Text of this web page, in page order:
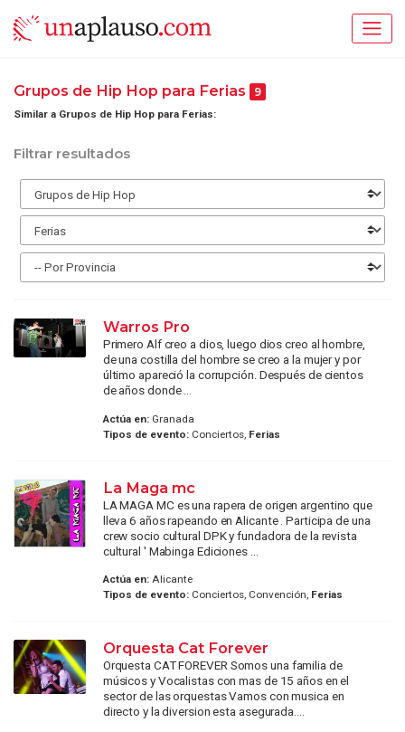
Grupos de Hip Hop para Ferias 9
Similar a Grupos de Hip Hop para Ferias:
Filtrar resultados
Warros Pro
Primero Alf creo a dios, luego dios creo al hombre,
de una costilla del hombre se creo a la mujer y por
último apareció la corrupción. Después de cientos
de años donde ...
Actúa en:Granada
Tipos de evento:Conciertos, Ferias
La Maga mc
LA MAGA MC es una rapera de origen argentino que
lleva 6 años rapeando en Alicante . Participa de una
crew socio cultural DPK y fundadora de la revista
cultural ' Mabinga Ediciones ...
Actúa en:Alicante
Tipos de evento:Conciertos, Convención, Ferias
Orquesta Cat Forever
Orquesta CAT FOREVER Somos una familia de
músicos y Vocalistas con mas de 15 años en el
sector de las orquestas Vamos con musica en
directo y la diversion esta asegurada....